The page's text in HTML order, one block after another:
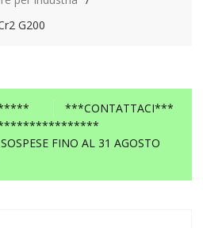
G200
***CONTATTACI***
FINO AL 31 AGOSTO